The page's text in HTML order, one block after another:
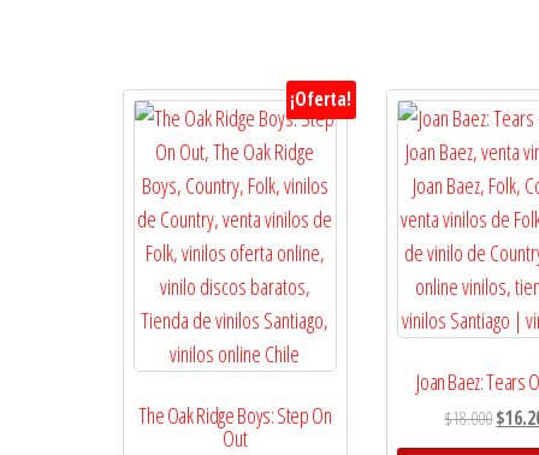
¡Oferta!
The Oak Ridge Boys: Step On
Out
Joan Baez: Tears
$18.000El
precio
$